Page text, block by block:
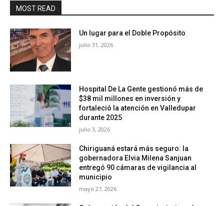
MOST READ
Un lugar para el Doble Propósito
julio 31, 2026
Hospital De La Gente gestionó más de
$38 mil millones en inversión y
fortaleció la atención en Valledupar
durante 2025
julio 3, 2026
Chiriguaná estará más seguro: la
gobernadora Elvia Milena Sanjuan
entregó 90 cámaras de vigilancia al
municipio
mayo 27, 2026